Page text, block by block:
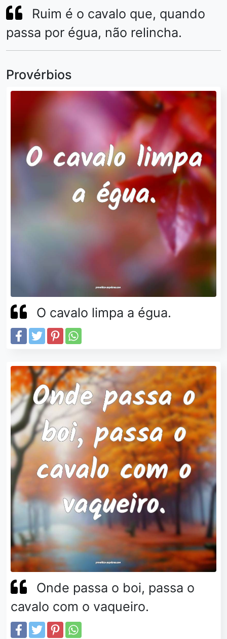
Ruim é o cavalo que, quando
passa por égua, não relincha.
Provérbios
O cavalo limpa a égua.
Onde passa o boi, passa o
cavalo com o vaqueiro.